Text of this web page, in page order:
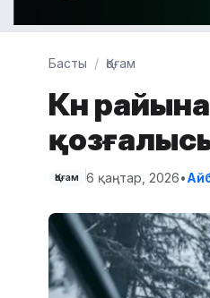
Басты Қоғам
Күн
Қоғам 6 қаңтар, 2026•